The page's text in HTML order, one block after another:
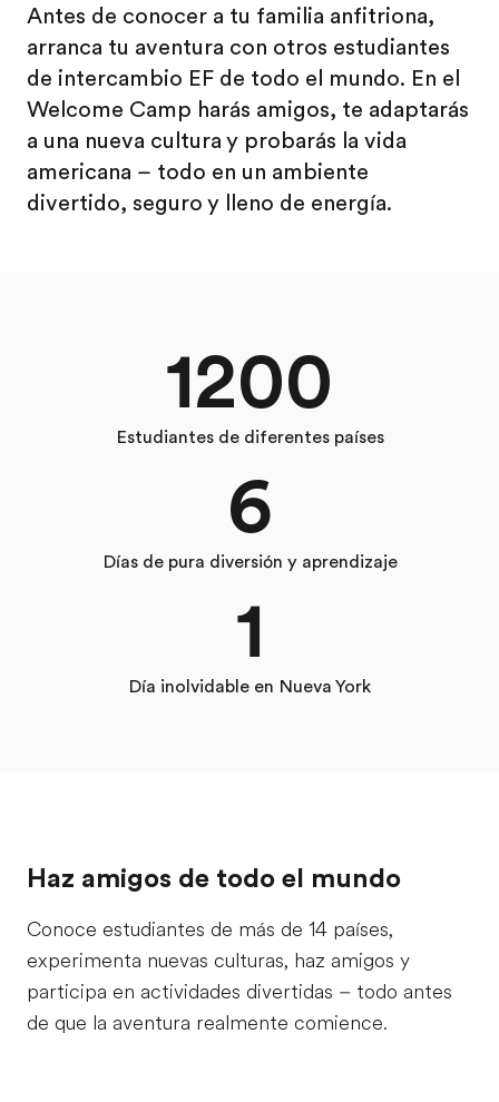
Antes de conocer a tu familia anfitriona,
arranca tu aventura con otros estudiantes
de intercambio EF de todo el mundo. En el
Welcome Camp harás amigos, te adaptarás
a una nueva cultura y probarás la vida
americana – todo en un ambiente
divertido, seguro y lleno de energía.
1200
Estudiantes de diferentes países
6
Días de pura diversión y aprendizaje
1
Día inolvidable en Nueva York
Haz amigos de todo el mundo
Conoce estudiantes de más de 14 países,
experimenta nuevas culturas, haz amigos y
participa en actividades divertidas – todo antes
de que la aventura realmente comience.